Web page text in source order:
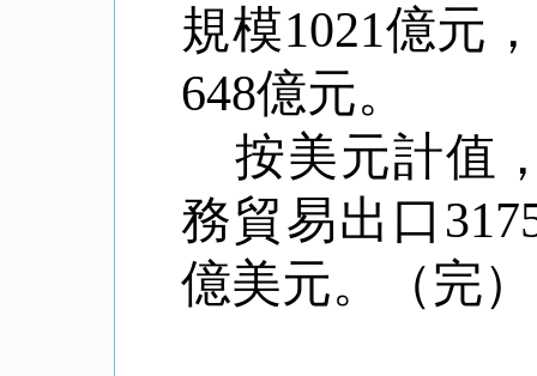
規模1021億元
648億元。
按美元計值
務貿易出口
億美元。（完）